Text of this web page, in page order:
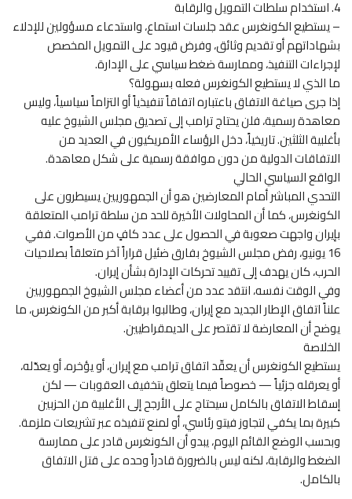
4. استخدام سلطات التمويل والرقابة
– يستطيع الكونغرس عقد جلسات استماع، واستدعاء مسؤولين للإدلاء
بشهاداتهم أو تقديم وثائق، وفرض قيود على التمويل المخصص
لإجراءات التنفيذ، وممارسة ضغط سياسي على الإدارة.
ما الذي لا يستطيع الكونغرس فعله بسهولة؟
إذا جرى صياغة الاتفاق باعتباره اتفاقاً تنفيذياً أو التزاماً سياسياً، وليس
معاهدة رسمية، فلن يحتاج ترامب إلى تصديق مجلس الشيوخ عليه
بأغلبية الثلثين. تاريخياً، دخل الرؤساء الأمريكيون في العديد من
الاتفاقات الدولية من دون موافقة رسمية على شكل معاهدة.
الواقع السياسي الحالي
التحدي المباشر أمام المعارضين هو أن الجمهوريين يسيطرون على
الكونغرس، كما أن المحاولات الأخيرة للحد من سلطة ترامب المتعلقة
بإيران واجهت صعوبة في الحصول على عدد كافٍ من الأصوات. ففي
16 يونيو، رفض مجلس الشيوخ بفارق ضئيل قراراً آخر متعلقاً بصلاحيات
الحرب، كان يهدف إلى تقييد تحركات الإدارة بشأن إيران.
وفي الوقت نفسه، انتقد عدد من أعضاء مجلس الشيوخ الجمهوريين
علناً اتفاق الإطار الجديد مع إيران، وطالبوا برقابة أكبر من الكونغرس، ما
يوضح أن المعارضة لا تقتصر على الديمقراطيين.
الخلاصة
يستطيع الكونغرس أن يعقّد اتفاق ترامب مع إيران، أو يؤخره، أو يعدّله،
أو يعرقله جزئياً — خصوصاً فيما يتعلق بتخفيف العقوبات — لكن
إسقاط الاتفاق بالكامل سيحتاج على الأرجح إلى الأغلبية من الحزبين
كبيرة بما يكفي لتجاوز فيتو رئاسي، أو لمنع تنفيذه عبر تشريعات ملزمة.
وبحسب الوضع القائم اليوم، يبدو أن الكونغرس قادر على ممارسة
الضغط والرقابة، لكنه ليس بالضرورة قادراً وحده على قتل الاتفاق
بالكامل.